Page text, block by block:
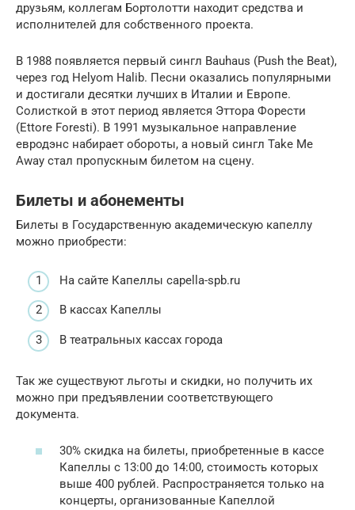
друзьям, коллегам Бортолотти находит средства и
исполнителей для собственного проекта.
В 1988 появляется первый сингл Bauhaus (Push the Beat),
через год Helyom Halib. Песни оказались популярными
и достигали десятки лучших в Италии и Европе.
Солисткой в этот период является Эттора Форести
(Ettore Foresti). В 1991 музыкальное направление
евродэнс набирает обороты, а новый сингл Take Me
Away стал пропускным билетом на сцену.
Билеты и абонементы
Билеты в Государственную академическую капеллу
можно приобрести:
На сайте Капеллы capella-spb.ru
В кассах Капеллы
В театральных кассах города
Так же существуют льготы и скидки, но получить их
можно при предъявлении соответствующего
документа.
30% скидка на билеты, приобретенные в кассе
Капеллы с 13:00 до 14:00, стоимость которых
выше 400 рублей. Распространяется только на
концерты, организованные Капеллой